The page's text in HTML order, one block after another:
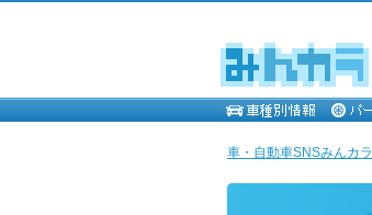
車・自動車SNSみんカラ